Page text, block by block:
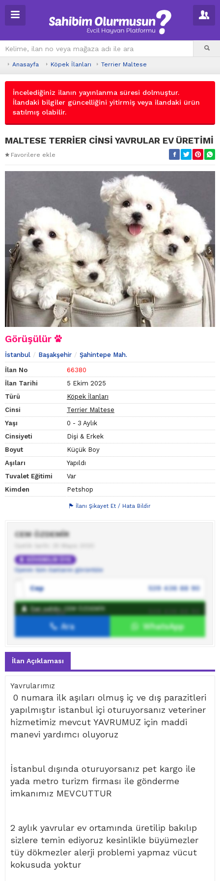
Anasayfa Köpek İlanları Terrier Maltese
İncelediğiniz ilanın yayınlanma süresi dolmuştur.
İlandaki bilgiler güncelliğini yitirmiş veya ilandaki ürün
satılmış olabilir.
MALTESE TERRİER CİNSİ YAVRULAR EV ÜRETİMİ
Favorilere ekle
Görüşülür
İstanbul Başakşehir Şahintepe Mah.
İlan No
66380
İlan Tarihi
5 Ekim 2025
Türü
Köpek İlanları
Cinsi
Terrier Maltese
Yaşı
0 - 3 Aylık
Cinsiyeti
Dişi & Erkek
Boyut
Küçük Boy
Aşıları
Yapıldı
Tuvalet Eğitimi
Var
Kimden
Petshop
İlanı Şikayet Et / Hata Bildir
CEM ÖZDEMİR
Üyenin tüm ilanlarını görüntüle
Cep 539 436 88 90
WhatsApp
İlan sahibine mesaj gönder
İlan sahibi: CEM ÖZDEMİR
Ara WhatsApp
İlan Açıklaması
Yavrularımız
0 numara ilk aşıları olmuş iç ve dış parazitleri
yapılmıştır istanbul içi oturuyorsanız veteriner
hizmetimiz mevcut YAVRUMUZ için maddi
manevi yardımcı oluyoruz
İstanbul dışında oturuyorsanız pet kargo ile
yada metro turizm firması ile gönderme
imkanımız MEVCUTTUR
2 aylık yavrular ev ortamında üretilip bakılıp
sizlere temin ediyoruz kesinlikle büyümezler
tüy dökmezler alerji problemi yapmaz vücut
kokusuda yoktur